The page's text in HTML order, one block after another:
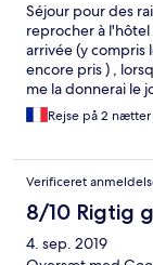
Séjour pour des
reprocher à
arrivée (y compris
encore pris ) ,
me la donnerai le
j'avais tout payé?
prévenu que je
attendre plus de
suis du coup
Rejse på 2 nætter
Verificeret
8/10 Rigtig
4. sep. 2019